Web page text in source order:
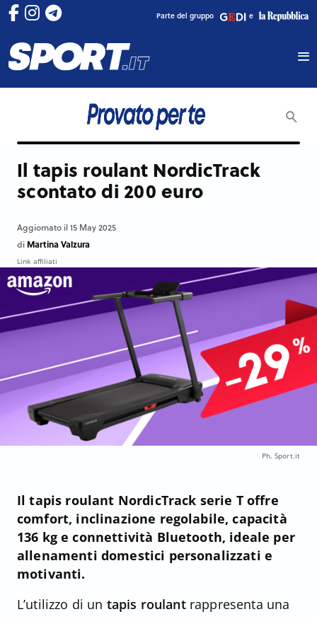
Parte del gruppo e
Il tapis roulant NordicTrack
scontato di 200 euro
Aggiornato il 15 May 2025
di Martina Valzura
Link affiliati
Ph. Sport.it
Il tapis roulant NordicTrack serie T offre
comfort, inclinazione regolabile, capacità
136 kg e connettività Bluetooth, ideale per
allenamenti domestici personalizzati e
motivanti.
L’utilizzo di un tapis roulant rappresenta una